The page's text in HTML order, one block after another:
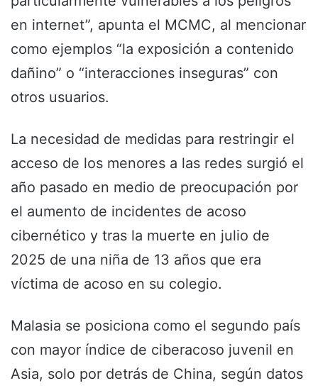
en internet”, apunta el MCMC, al mencionar
como ejemplos “la exposición a contenido
dañino” o “interacciones inseguras” con
otros usuarios.
La necesidad de medidas para restringir el
acceso de los menores a las redes surgió el
año pasado en medio de preocupación por
el aumento de incidentes de acoso
cibernético y tras la muerte en julio de
2025 de una niña de 13 años que era
víctima de acoso en su colegio.
Malasia se posiciona como el segundo país
con mayor índice de ciberacoso juvenil en
Asia, solo por detrás de China, según datos